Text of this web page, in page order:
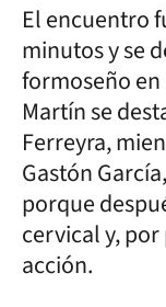
El encuentro
minutos y se
formoseño en
Martín se
Ferreyra,
Gastón
porque
cervical y,
acción.